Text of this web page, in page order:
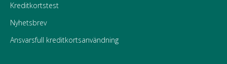
Kreditkortstest
Nyhetsbrev
Ansvarsfull kreditkortsanvändning